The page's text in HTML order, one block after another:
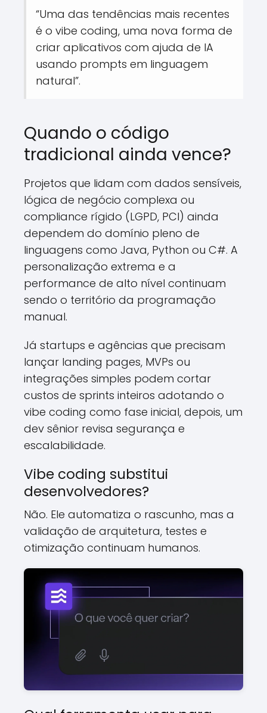
“Uma das tendências mais recentes
é o vibe coding, uma nova forma de
criar aplicativos com ajuda de IA
usando prompts em linguagem
natural”.
Quando o código
tradicional ainda vence?
Projetos que lidam com dados sensíveis,
lógica de negócio complexa ou
compliance rígido (LGPD, PCI) ainda
dependem do domínio pleno de
linguagens como Java, Python ou C#. A
personalização extrema e a
performance de alto nível continuam
sendo o território da programação
manual.
Já startups e agências que precisam
lançar landing pages, MVPs ou
integrações simples podem cortar
custos de sprints inteiros adotando o
vibe coding como fase inicial, depois, um
dev sênior revisa segurança e
escalabilidade.
Vibe coding substitui
desenvolvedores?
Não. Ele automatiza o rascunho, mas a
validação de arquitetura, testes e
otimização continuam humanos.